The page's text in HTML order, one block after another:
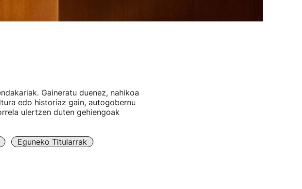
Gaineratu duenez, nahikoa
edo historiaz gain, autogobernu
ulertzen duten gehiengoak
Eguneko Titularrak